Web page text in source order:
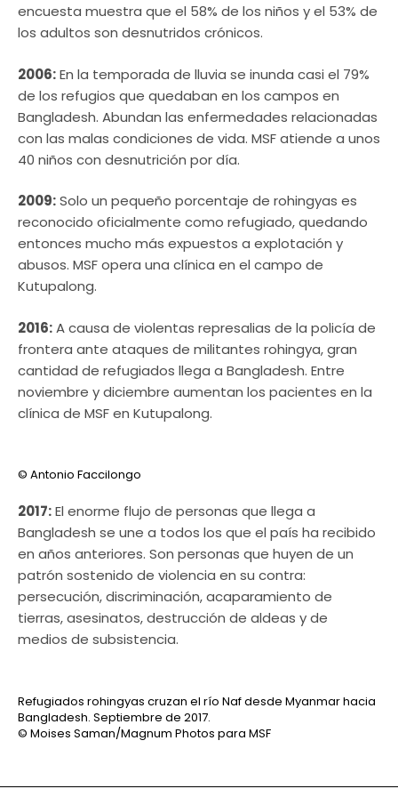
encuesta muestra que el 58% de los niños y el 53% de
los adultos son desnutridos crónicos.
2006:En la temporada de lluvia se inunda casi el 79%
de los refugios que quedaban en los campos en
Bangladesh. Abundan las enfermedades relacionadas
con las malas condiciones de vida. MSF atiende a unos
40 niños con desnutrición por día.
2009:Solo un pequeño porcentaje de rohingyas es
reconocido oficialmente como refugiado, quedando
entonces mucho más expuestos a explotación y
abusos. MSF opera una clínica en el campo de
Kutupalong.
2016:A causa de violentas represalias de la policía de
frontera ante ataques de militantes rohingya, gran
cantidad de refugiados llega a Bangladesh. Entre
noviembre y diciembre aumentan los pacientes en la
clínica de MSF en Kutupalong.
© Antonio Faccilongo
2017:El enorme flujo de personas que llega a
Bangladesh se une a todos los que el país ha recibido
en años anteriores. Son personas que huyen de un
patrón sostenido de violencia en su contra:
persecución, discriminación, acaparamiento de
tierras, asesinatos, destrucción de aldeas y de
medios de subsistencia.
Refugiados rohingyas cruzan el río Naf desde Myanmar hacia
Bangladesh. Septiembre de 2017.
© Moises Saman/Magnum Photos para MSF